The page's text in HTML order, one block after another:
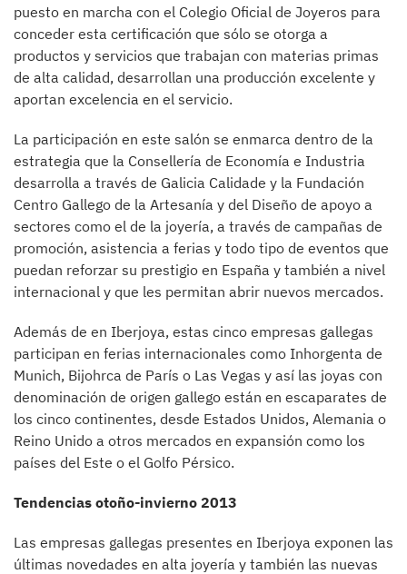
puesto en marcha con el Colegio Oficial de Joyeros para
conceder esta certificación que sólo se otorga a
productos y servicios que trabajan con materias primas
de alta calidad, desarrollan una producción excelente y
aportan excelencia en el servicio.
La participación en este salón se enmarca dentro de la
estrategia que la Consellería de Economía e Industria
desarrolla a través de Galicia Calidade y la Fundación
Centro Gallego de la Artesanía y del Diseño de apoyo a
sectores como el de la joyería, a través de campañas de
promoción, asistencia a ferias y todo tipo de eventos que
puedan reforzar su prestigio en España y también a nivel
internacional y que les permitan abrir nuevos mercados.
Además de en Iberjoya, estas cinco empresas gallegas
participan en ferias internacionales como Inhorgenta de
Munich, Bijohrca de París o Las Vegas y así las joyas con
denominación de origen gallego están en escaparates de
los cinco continentes, desde Estados Unidos, Alemania o
Reino Unido a otros mercados en expansión como los
países del Este o el Golfo Pérsico.
Tendencias otoño-invierno 2013
Las empresas gallegas presentes en Iberjoya exponen las
últimas novedades en alta joyería y también las nuevas